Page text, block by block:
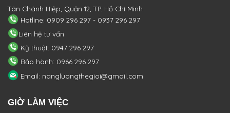
Tân Chánh Hiệp, Quận 12, TP. Hồ Chí Minh
Hotline: 0909 296 297 - 0937 296 297
Liên hệ tư vấn
Kỹ thuật: 0947 296 297
Bảo hành: 0966 296 297
Email: nangluongthegioi@gmail.com
GIỜ LÀM VIỆC